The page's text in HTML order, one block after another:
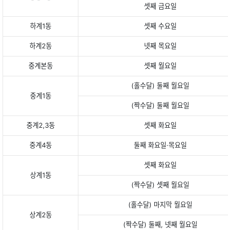
셋째 금요일
하계1동 셋째 수요일
하계2동 넷째 목요일
중계본동 셋째 월요일
중계1동
(홀수달) 둘째 월요일
(짝수달) 둘째 월요일
중계2,3동 셋째 화요일
중계4동 둘째 화요일·목요일
상계1동
셋째 화요일
(짝수달) 셋째 월요일
상계2동
(홀수달) 마지막 월요일
(짝수달) 둘째, 넷째 월요일